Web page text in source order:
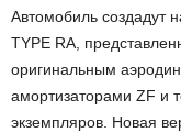
Автомобиль создадут
TYPE RA,
оригинальным
амортизаторами ZF и
экземпляров. Новая